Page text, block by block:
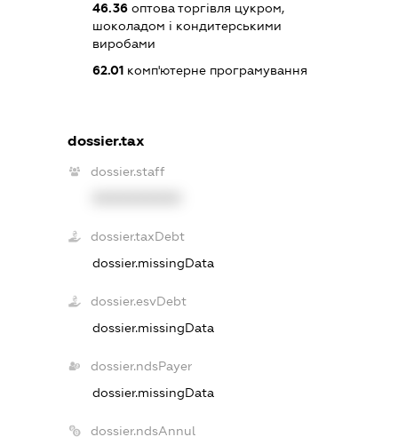
46.36 оптова торгівля цукром,
шоколадом і кондитерськими
виробами
62.01 комп'ютерне програмування
dossier.tax
dossier.staff
dossier.taxDebt
dossier.missingData
dossier.esvDebt
dossier.missingData
dossier.ndsPayer
dossier.missingData
dossier.ndsAnnul